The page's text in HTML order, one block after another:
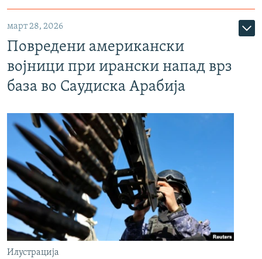
март 28, 2026
Повредени американски
војници при ирански напад врз
база во Саудиска Арабија
Илустрација